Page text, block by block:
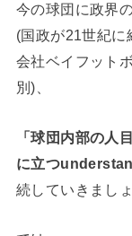
今の球団に政界
(国政が21世紀
会社ベイフット
別)、
「球団内部の人
に立つ
続していきましょ